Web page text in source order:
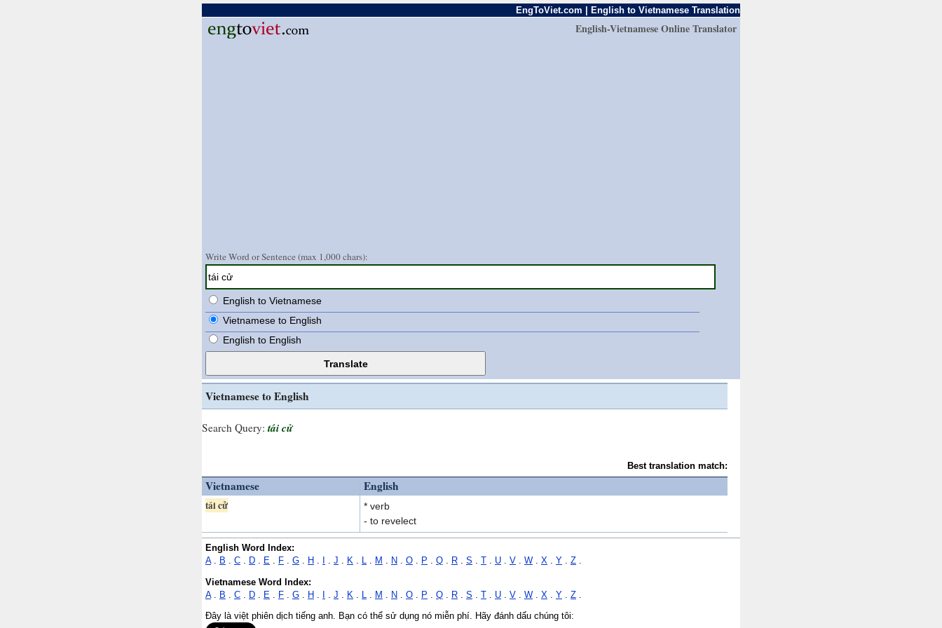
EngToViet.com | English to Vietnamese Translation
English-Vietnamese Online Translator
Write Word or Sentence (max 1,000 chars):
English to Vietnamese
Vietnamese to English
English to English
Vietnamese to English
Search Query: tái cử
Best translation match:
Vietnamese English
tái cử
* verb
- to revelect
English Word Index:
A. B . C . D . E . F . G . H . . J . K . L . M . N . O . P . Q . R . S . . U . V . W . X . Y . Z .
Vietnamese Word Index:
A. B C D E F G H J K M N O P Q R S T U V W X Y Z
Đây là việt phiên dịch tiếng anh. Bạn có thể sử dụng nó miễn phí. Hãy đánh dấu chúng tôi: